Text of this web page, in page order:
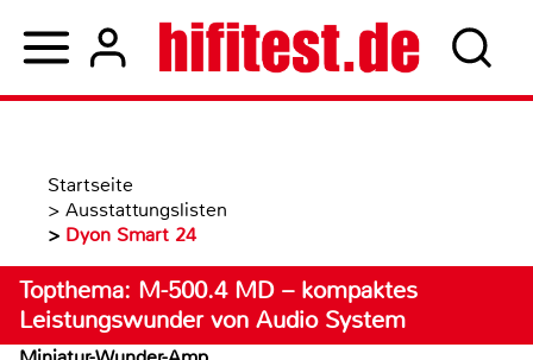
Startseite
> Ausstattungslisten
> Dyon Smart 24
Topthema: M-500.4 MD – kompaktes
Leistungswunder von Audio System